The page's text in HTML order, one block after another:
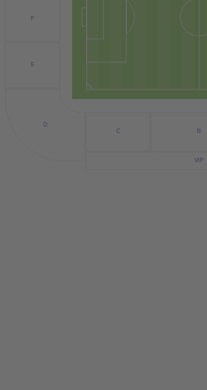
B
C
D
E
F
VIP